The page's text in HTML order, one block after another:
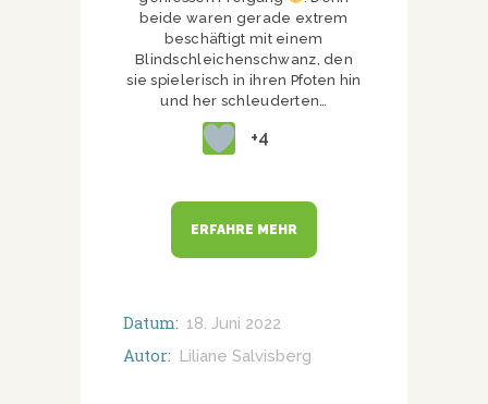
beide waren gerade extrem
beschäftigt mit einem
Blindschleichenschwanz, den
sie spielerisch in ihren Pfoten hin
und her schleuderten…
+4
ERFAHRE MEHR
Datum: 18. Juni 2022
Autor: Liliane Salvisberg